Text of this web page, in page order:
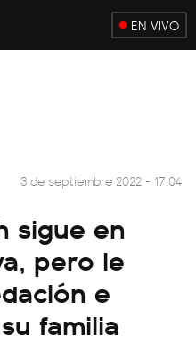
EN VIVO
3 de septiembre 2022 - 17:04
sigue en
pero le
e
familia